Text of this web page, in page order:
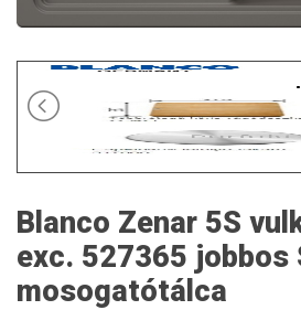
Blanco Zenar 5S
exc. 527365 jobbos
mosogatótálca